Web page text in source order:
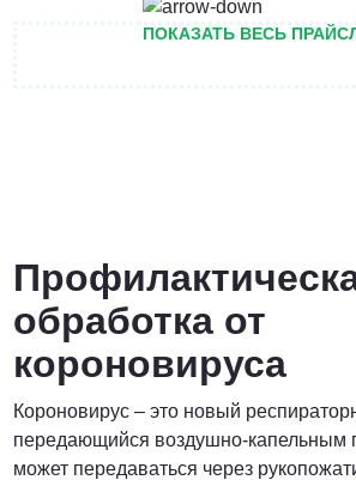
Договорная
ПОЗВОНИТЬ
ПОКАЗАТЬ ВЕСЬ
обработка от
короновируса
Короновирус – это новый
передающийся воздушно-капельным
может передаваться через